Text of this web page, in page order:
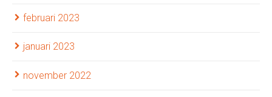
februari 2023
januari 2023
november 2022